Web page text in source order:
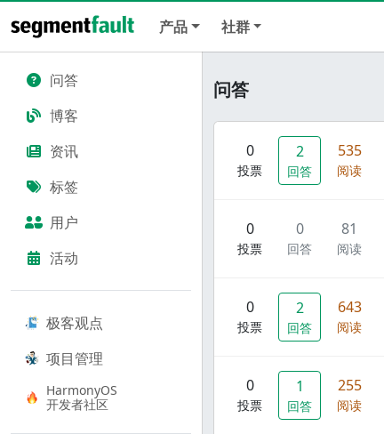
产品 社群
问答
博客
资讯
标签
用户
活动
极客观点
项目管理
HarmonyOS
开发者社区
问答
0
投票
2
回答
535
阅读
0
投票
0
回答
81
阅读
0
投票
2
回答
643
阅读
0
投票
1
回答
255
阅读